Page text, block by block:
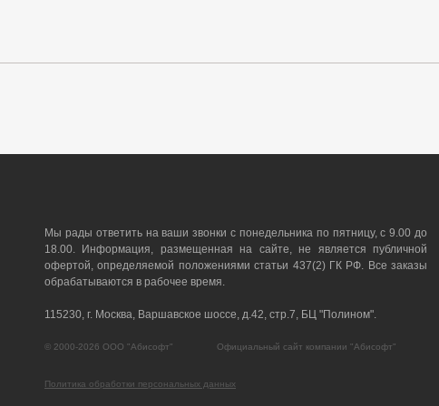
Мы рады ответить на ваши звонки с понедельника по пятницу, с 9.00 до
18.00. Информация, размещенная на сайте, не является публичной
офертой, определяемой положениями статьи 437(2) ГК РФ. Все заказы
обрабатываются в рабочее время.
115230, г. Москва, Варшавское шоссе, д.42, стр.7, БЦ "Полином".
© 2000-2026 ООО "Абисофт" Официальный сайт компании "Абисофт"
Политика обработки персональных данных